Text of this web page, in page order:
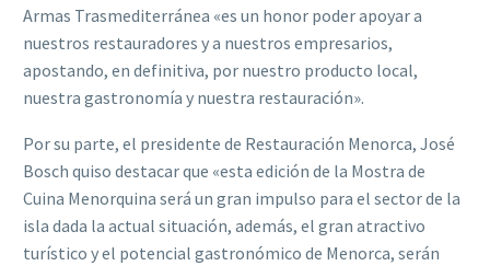
Armas Trasmediterránea «es un honor poder apoyar a
nuestros restauradores y a nuestros empresarios,
apostando, en definitiva, por nuestro producto local,
nuestra gastronomía y nuestra restauración».
Por su parte, el presidente de Restauración Menorca, José
Bosch quiso destacar que «esta edición de la Mostra de
Cuina Menorquina será un gran impulso para el sector de la
isla dada la actual situación, además, el gran atractivo
turístico y el potencial gastronómico de Menorca, serán